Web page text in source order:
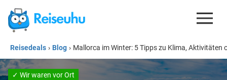
REISEDEALS
GUTSCHEINE
Reisedeals › Blog › Mallorca im Winter: 5 Tipps zu Klima, Aktivitäten
✓ Wir waren vor Ort